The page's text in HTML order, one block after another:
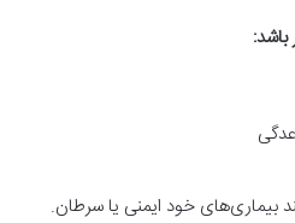
بیماری‌های خود ایمنی یا سرطان.